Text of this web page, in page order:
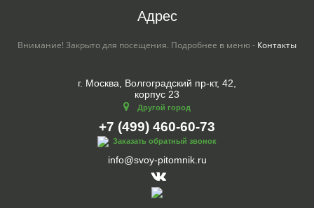
Адрес
Внимание! Закрыто для посещения. Подробнее в меню - Контакты
г. Москва, Волгоградский пр-кт, 42,
корпус 23
Другой город
+7 (499) 460-60-73
Заказать обратный звонок
info@svoy-pitomnik.ru